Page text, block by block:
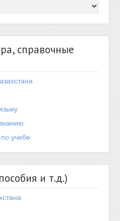
справочные
учебе
и т.д.)